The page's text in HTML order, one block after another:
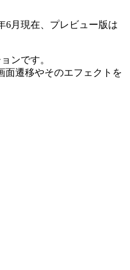
6月現在、プレビュー版は
ンです。
面遷移やそのエフェクトを